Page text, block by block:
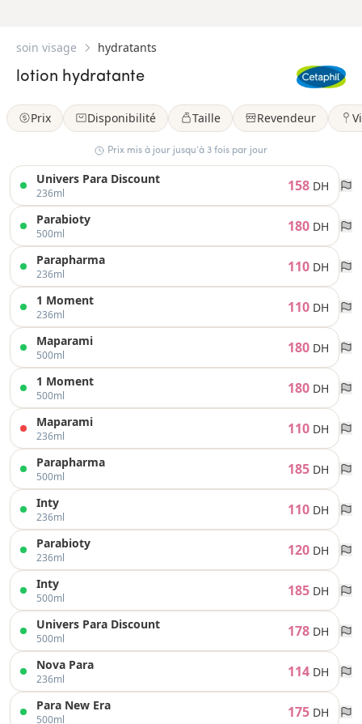
soin visage hydratants
lotion hydratante
Prix Disponibilité Taille Revendeur
Prix mis à jour jusqu’à 3 fois par jour
Univers Para Discount
236ml 158 DH
Parabioty
500ml 180 DH
Parapharma
236ml 110 DH
1 Moment
236ml 110 DH
Maparami
500ml 180 DH
1 Moment
500ml 180 DH
Maparami
236ml 110 DH
Parapharma
500ml 185 DH
Inty
236ml 110 DH
Parabioty
236ml 120 DH
Inty
500ml 185 DH
Univers Para Discount
500ml 178 DH
Nova Para
236ml 114 DH
Para New Era
500ml 175 DH